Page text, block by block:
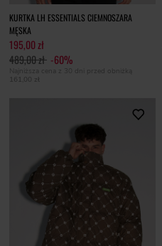
KURTKA LH ESSENTIALS CIEMNOSZARA
MĘSKA
195,00 zł
489,00 zł -60%
Najniższa cena z 30 dni przed obniżką
161,00 zł